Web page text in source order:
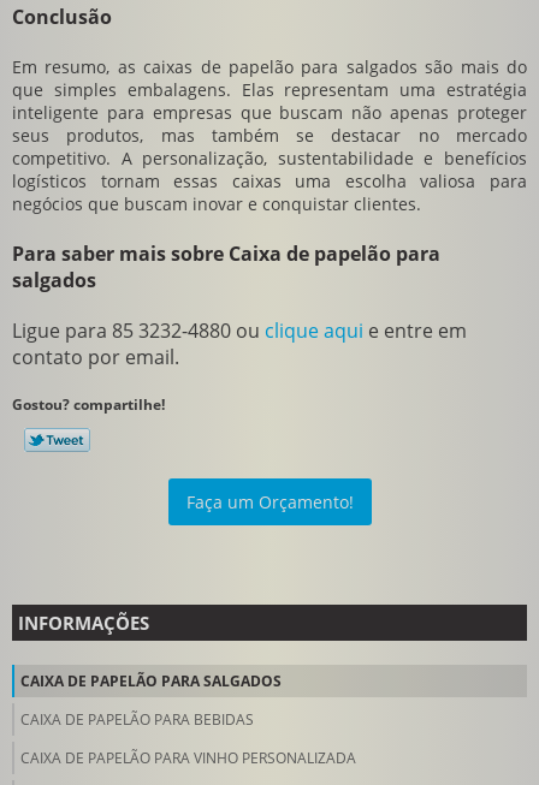
Conclusão
Em resumo, as caixas de papelão para salgados são mais do
que simples embalagens. Elas representam uma estratégia
inteligente para empresas que buscam não apenas proteger
seus produtos, mas também se destacar no mercado
competitivo. A personalização, sustentabilidade e benefícios
logísticos tornam essas caixas uma escolha valiosa para
negócios que buscam inovar e conquistar clientes.
Para saber mais sobre Caixa de papelão para
salgados
Ligue para 85 3232-4880 ou clique aqui e entre em
contato por email.
Gostou? compartilhe!
Faça um Orçamento!
INFORMAÇÕES
CAIXA DE PAPELÃO PARA SALGADOS
CAIXA DE PAPELÃO PARA BEBIDAS
CAIXA DE PAPELÃO PARA VINHO PERSONALIZADA